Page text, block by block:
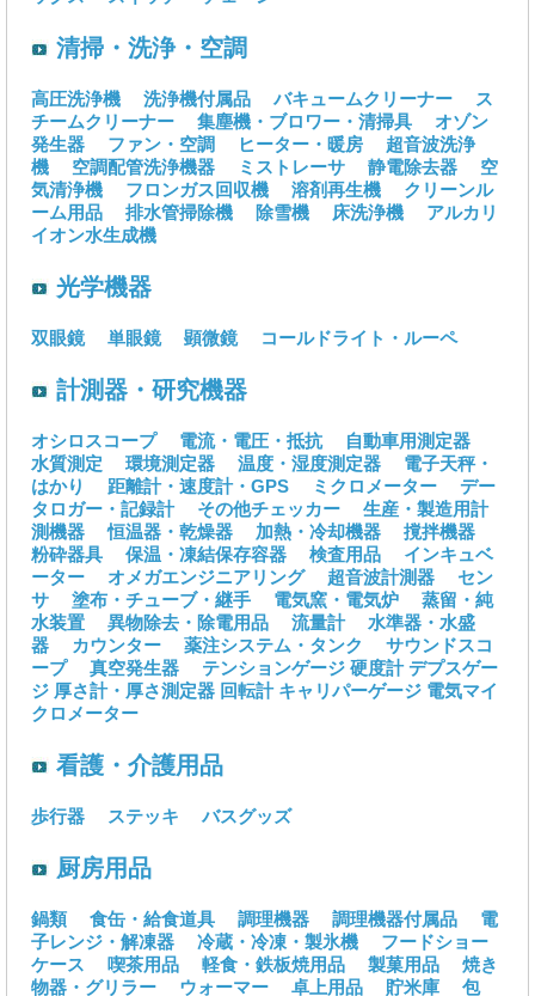
清掃・洗浄・空調
高圧洗浄機 洗浄機付属品 バキュームクリーナー
ス
チームクリーナー
集塵機・ブロワー・清掃具
オゾン
発生器
ファン・空調 ヒーター・暖房
超音波洗浄
機
空調配管洗浄機器 ミストレーサ 静電除去器
空
気清浄機
フロンガス回収機 溶剤再生機
クリーンル
ーム用品
排水管掃除機 除雪機 床洗浄機
アルカリ
イオン水生成機
光学機器
双眼鏡 単眼鏡 顕微鏡 コールドライト・ルーペ
計測器・研究機器
オシロスコープ 電流・電圧・抵抗
自動車用測定器
水質測定
環境測定器 温度・湿度測定器
電子天秤・
はかり
距離計・速度計・GPS ミクロメーター
デー
タロガー・記録計
その他チェッカー
生産・製造用計
測機器
恒温器・乾燥器 加熱・冷却機器
撹拌機器
粉砕器具
保温・凍結保存容器 検査用品
インキュベ
ーター
オメガエンジニアリング 超音波計測器
セン
サ
塗布・チューブ・継手 電気窯・電気炉
蒸留・純
水装置
異物除去・除電用品 流量計
水準器・水盛
器
カウンター 薬注システム・タンク
サウンドスコ
ープ
真空発生器 テンションゲージ 硬度計 デプスゲー
ジ 厚さ計・厚さ測定器 回転計 キャリパーゲージ 電気マイ
クロメーター
看護・介護用品
歩行器 ステッキ バスグッズ
厨房用品
鍋類 食缶・給食道具 調理機器 調理機器付属品
電
子レンジ・解凍器
冷蔵・冷凍・製氷機
フードショー
ケース
喫茶用品 軽食・鉄板焼用品 製菓用品
焼き
物器・グリラー
ウォーマー 卓上用品 貯米庫
包